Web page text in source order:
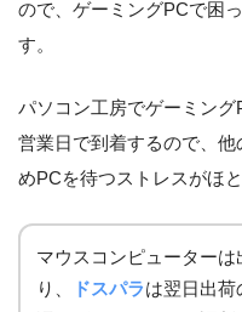
ので、ゲーミングPCで困
す。
パソコン工房でゲーミン
営業日で到着するので、
めPCを待つストレスがほ
マウスコンピューター
り、
ドスパラは翌日出荷